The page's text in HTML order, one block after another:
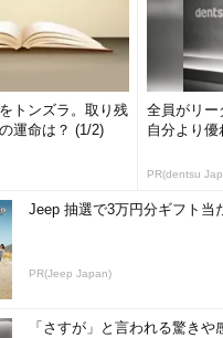
トンズラ。取り残
運命は？ (1/2)
全員がリー
自分より優
PR(dentsu
Jeep 抽選で3万円分ギフト当
PR(Jeep Japan)
「さすが」と言われる驚き